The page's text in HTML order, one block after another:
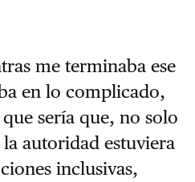
me terminaba ese
en lo complicado,
sería que, no solo
la autoridad estuviera
inclusivas,